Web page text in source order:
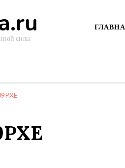
силы